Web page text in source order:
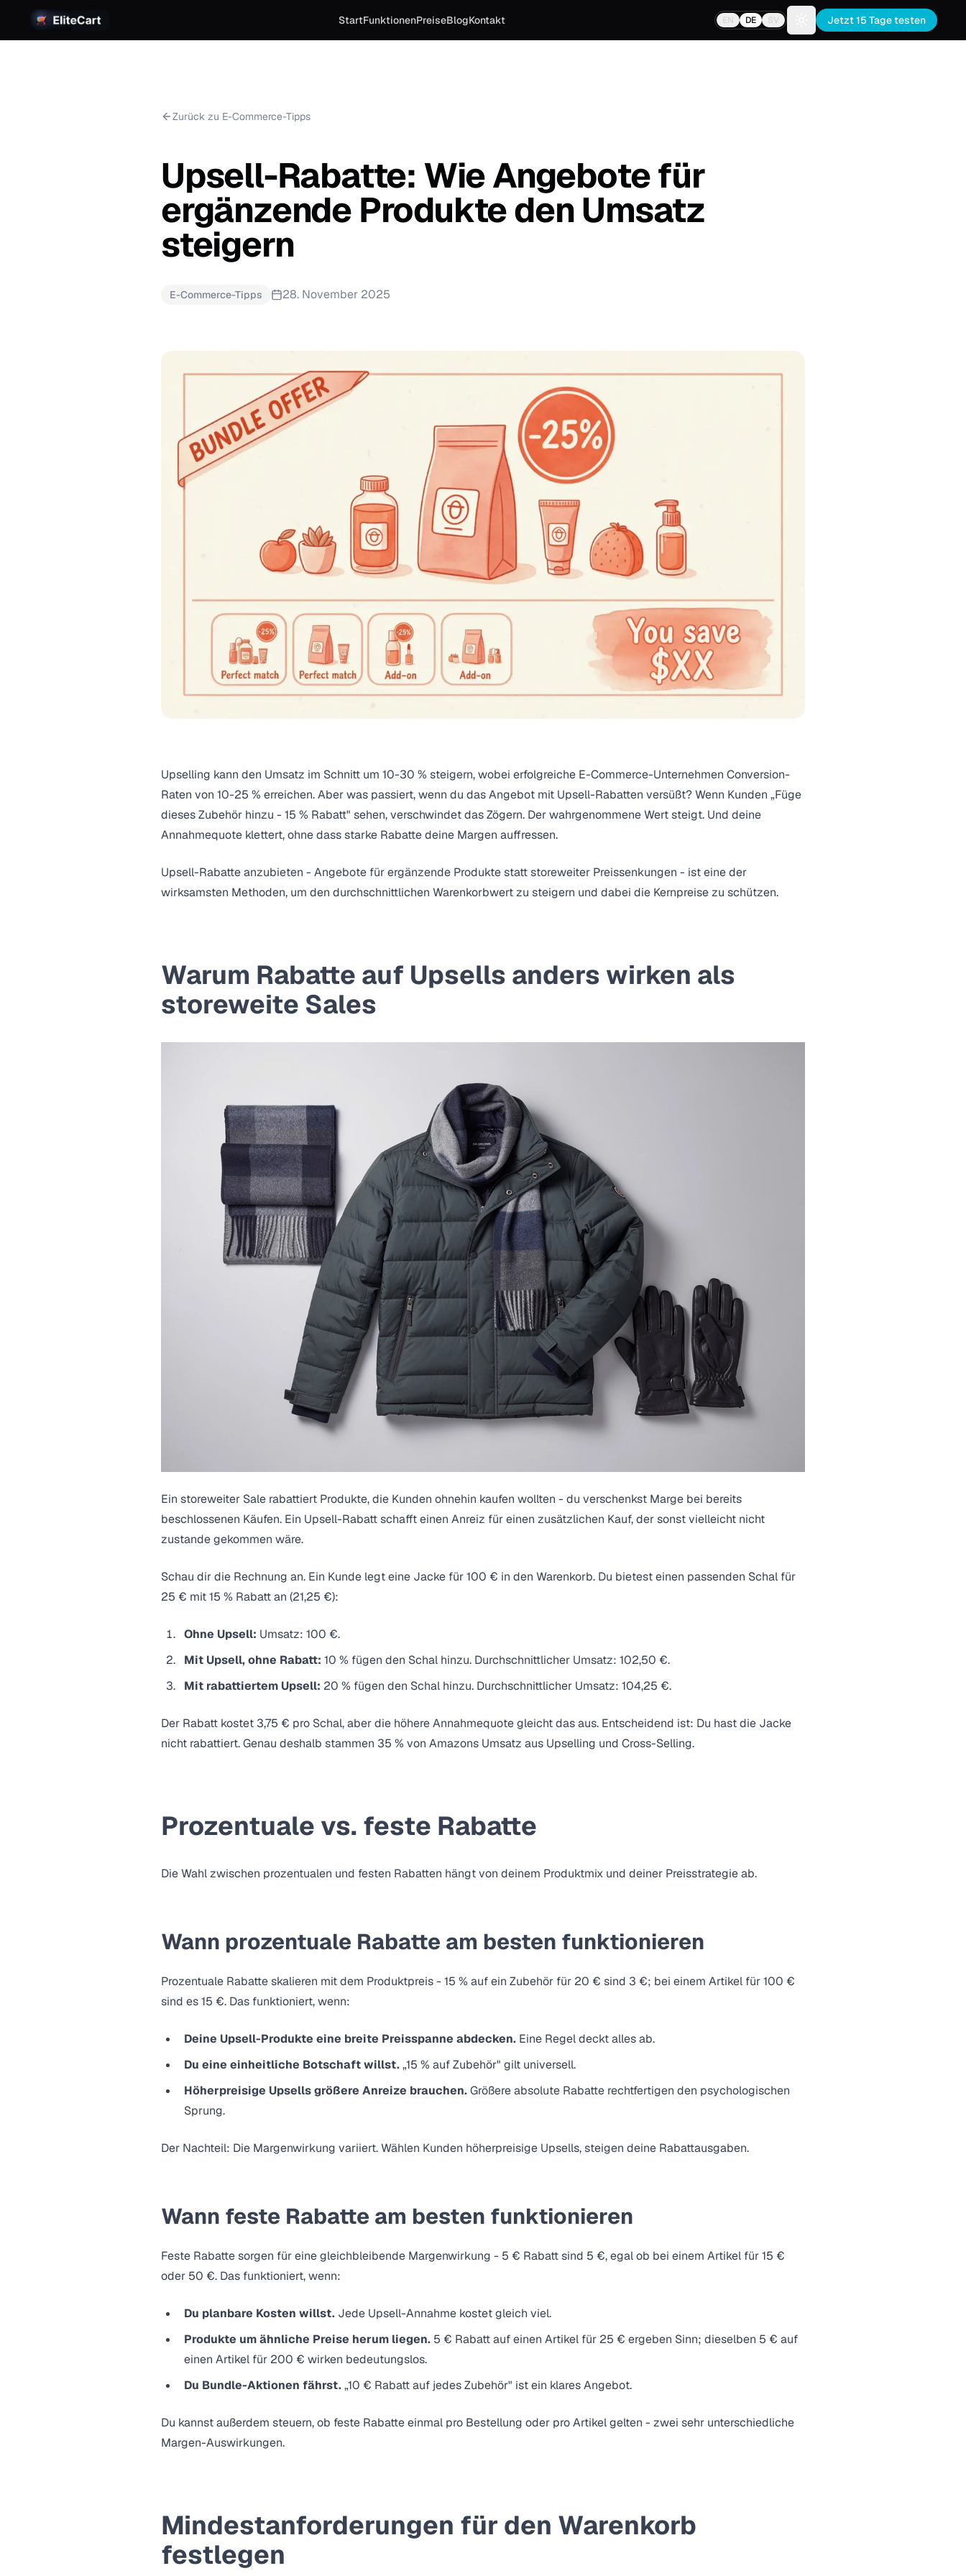
StartFunktionenPreiseBlogKontakt EN DE SV Toggle theme
Jetzt 15 Tage testen
Zurück zu E-Commerce-Tipps
Upsell-Rabatte: Wie Angebote für
ergänzende Produkte den Umsatz
steigern
E-Commerce-Tipps 28. November 2025
Upselling kann den Umsatz im Schnitt um 10-30 % steigern, wobei erfolgreiche E-Commerce-Unternehmen Conversion-
Raten von 10-25 % erreichen. Aber was passiert, wenn du das Angebot mit Upsell-Rabatten versüßt? Wenn Kunden „Füge
dieses Zubehör hinzu - 15 % Rabatt" sehen, verschwindet das Zögern. Der wahrgenommene Wert steigt. Und deine
Annahmequote klettert, ohne dass starke Rabatte deine Margen auffressen.
Upsell-Rabatte anzubieten - Angebote für ergänzende Produkte statt storeweiter Preissenkungen - ist eine der
wirksamsten Methoden, um den durchschnittlichen Warenkorbwert zu steigern und dabei die Kernpreise zu schützen.
Warum Rabatte auf Upsells anders wirken als
storeweite Sales
Ein storeweiter Sale rabattiert Produkte, die Kunden ohnehin kaufen wollten - du verschenkst Marge bei bereits
beschlossenen Käufen. Ein Upsell-Rabatt schafft einen Anreiz für einen zusätzlichen Kauf, der sonst vielleicht nicht
zustande gekommen wäre.
Schau dir die Rechnung an. Ein Kunde legt eine Jacke für 100 € in den Warenkorb. Du bietest einen passenden Schal für
25 € mit 15 % Rabatt an (21,25 €):
Ohne Upsell: Umsatz: 100 €.
Mit Upsell, ohne Rabatt: 10 % fügen den Schal hinzu. Durchschnittlicher Umsatz: 102,50 €.
Mit rabattiertem Upsell: 20 % fügen den Schal hinzu. Durchschnittlicher Umsatz: 104,25 €.
Der Rabatt kostet 3,75 € pro Schal, aber die höhere Annahmequote gleicht das aus. Entscheidend ist: Du hast die Jacke
nicht rabattiert. Genau deshalb stammen 35 % von Amazons Umsatz aus Upselling und Cross-Selling.
Prozentuale vs. feste Rabatte
Die Wahl zwischen prozentualen und festen Rabatten hängt von deinem Produktmix und deiner Preisstrategie ab.
Wann prozentuale Rabatte am besten funktionieren
Prozentuale Rabatte skalieren mit dem Produktpreis - 15 % auf ein Zubehör für 20 € sind 3 €; bei einem Artikel für 100 €
sind es 15 €. Das funktioniert, wenn:
Deine Upsell-Produkte eine breite Preisspanne abdecken. Eine Regel deckt alles ab.
Du eine einheitliche Botschaft willst.„15 % auf Zubehör" gilt universell.
Höherpreisige Upsells größere Anreize brauchen.Größere absolute Rabatte rechtfertigen den psychologischen
Sprung.
Der Nachteil: Die Margenwirkung variiert. Wählen Kunden höherpreisige Upsells, steigen deine Rabattausgaben.
Wann feste Rabatte am besten funktionieren
Feste Rabatte sorgen für eine gleichbleibende Margenwirkung - 5 € Rabatt sind 5 €, egal ob bei einem Artikel für 15 €
oder 50 €. Das funktioniert, wenn:
Du planbare Kosten willst. Jede Upsell-Annahme kostet gleich viel.
Produkte um ähnliche Preise herum liegen. 5 € Rabatt auf einen Artikel für 25 € ergeben Sinn; dieselben 5 € auf
einen Artikel für 200 € wirken bedeutungslos.
Du Bundle-Aktionen fährst.„10 € Rabatt auf jedes Zubehör" ist ein klares Angebot.
Du kannst außerdem steuern, ob feste Rabatte einmal pro Bestellung oder pro Artikel gelten - zwei sehr unterschiedliche
Margen-Auswirkungen.
Mindestanforderungen für den Warenkorb
festlegen